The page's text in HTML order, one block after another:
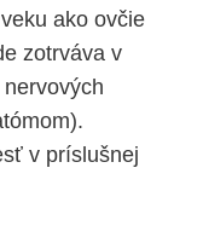
ako ovčie
zotrváva v
v príslušnej